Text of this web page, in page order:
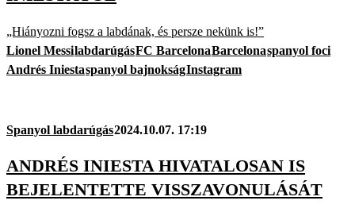
„Hiányozni fogsz a labdának, és persze nekünk is!”
Lionel MessilabdarúgásFC BarcelonaBarcelonaspanyol foci
Andrés Iniestaspanyol bajnokságInstagram
Spanyol labdarúgás2024.10.07. 17:19
ANDRÉS INIESTA HIVATALOSAN IS
BEJELENTETTE VISSZAVONULÁSÁT